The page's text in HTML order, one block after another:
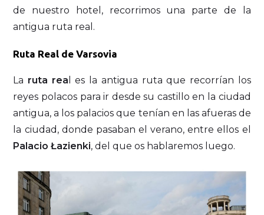
de nuestro hotel, recorrimos una parte de la
antigua ruta real.
Ruta Real de Varsovia
La ruta rea l es la antigua ruta que recorrían los
reyes polacos para ir desde su castillo en la ciudad
antigua, a los palacios que tenían en las afueras de
la ciudad, donde pasaban el verano, entre ellos el
Palacio Łazienki, del que os hablaremos luego.